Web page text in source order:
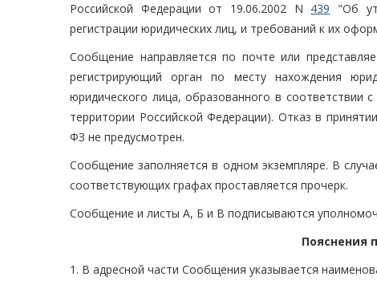
Российской Федерации от 19.06.2002 N 439 "Об
регистрации юридических лиц, и требований к их
Сообщение направляется по почте или
регистрирующий орган по месту нахождения
юридического лица, образованного в соответствии
территории Российской Федерации). Отказ в
ФЗ не предусмотрен.
Сообщение заполняется в одном экземпляре. В
соответствующих графах проставляется прочерк.
Сообщение и листы А, Б и В подписываются
Пояснения
1. В адресной части Сообщения указывается